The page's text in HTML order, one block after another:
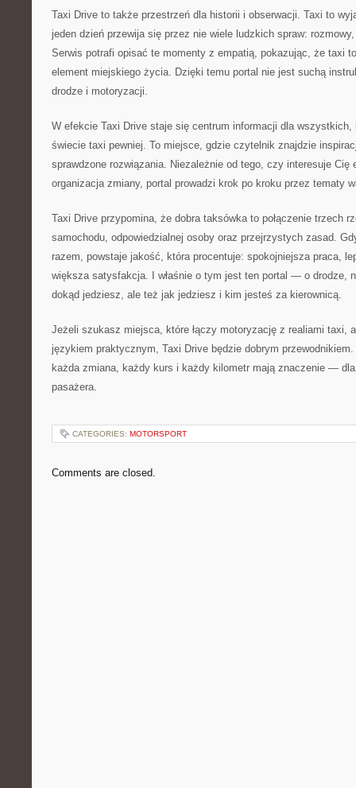
Taxi Drive to także przestrzeń dla historii i obserwacji. Taxi to
jeden dzień przewija się przez nie wiele ludzkich spraw:
Serwis potrafi opisać te momenty z empatią, pokazując, że taxi
element miejskiego życia. Dzięki temu portal nie jest suchą
drodze i motoryzacji.
W efekcie Taxi Drive staje się centrum informacji dla
świecie taxi pewniej. To miejsce, gdzie czytelnik znajdzie
sprawdzone rozwiązania. Niezależnie od tego, czy interesuje Cię
organizacja zmiany, portal prowadzi krok po kroku przez tematy
Taxi Drive przypomina, że dobra taksówka to połączenie trzech
samochodu, odpowiedzialnej osoby oraz przejrzystych zasad.
razem, powstaje jakość, która procentuje: spokojniejsza praca,
większa satysfakcja. I właśnie o tym jest ten portal — o drodze,
dokąd jedziesz, ale też jak jedziesz i kim jesteś za kierownicą.
Jeżeli szukasz miejsca, które łączy motoryzację z realiami taxi,
językiem praktycznym, Taxi Drive będzie dobrym
każda zmiana, każdy kurs i każdy kilometr mają znaczenie —
pasażera.
CATEGORIES: MOTORSPORT
Comments are closed.